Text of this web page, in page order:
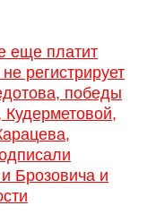
еще платит
регистрирует
победы
Кудерметовой,
Брозовича и